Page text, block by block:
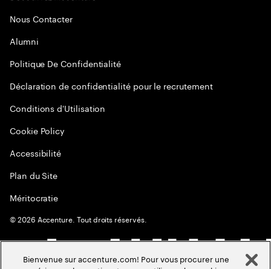
Nous Contacter
Alumni
Politique De Confidentialité
Déclaration de confidentialité pour le recrutement
Conditions d'Utilisation
Cookie Policy
Accessibilité
Plan du Site
Méritocratie
©2026 Accenture. Tout droits réservés.
Bienvenue sur accenture.com! Pour vous procurer une